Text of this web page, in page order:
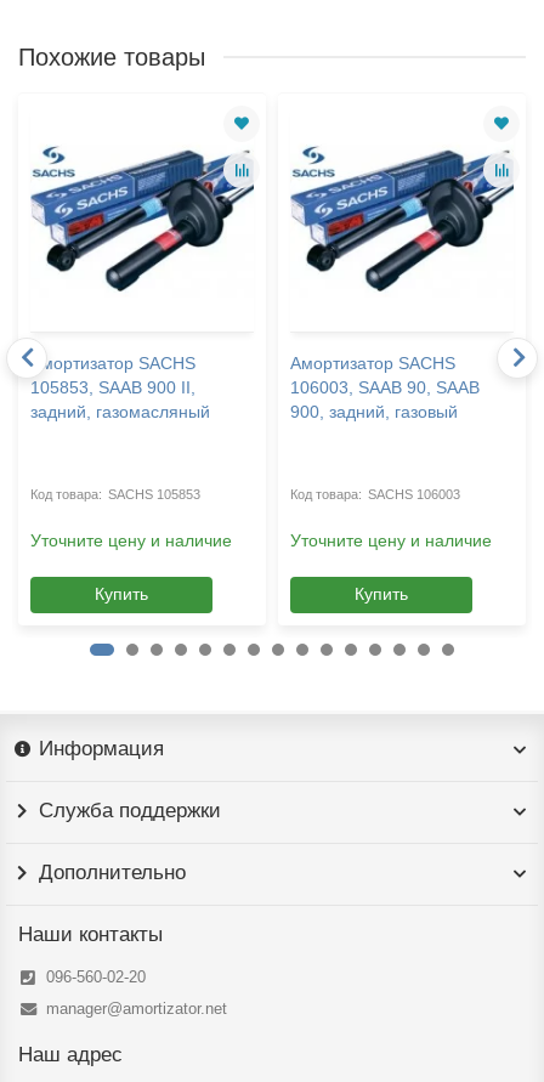
Похожие товары
Амортизатор SACHS
105853, SAAB 900 II,
задний, газомасляный
SACHS 105853
Уточните цену и наличие
Купить
Амортизатор SACHS
106003, SAAB 90, SAAB
900, задний, газовый
SACHS 106003
Уточните цену и наличие
Купить
Информация
Служба поддержки
Дополнительно
Наши контакты
096-560-02-20
manager@amortizator.net
Наш адрес